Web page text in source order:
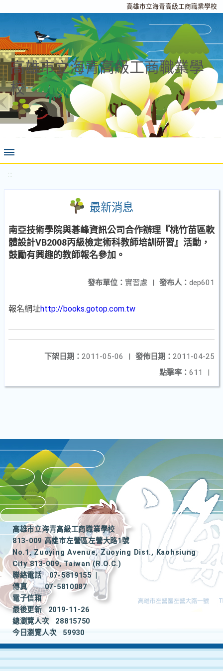
高雄市立海青高級工商職業學校
高雄市立海青高級工商職業學
校
:::
最新消息
南亞技術學院與碁峰資訊公司合作辦理『桃竹苗區軟
體設計VB2008丙級檢定術科教師培訓研習』活動，
鼓勵有興趣的教師報名參加。
發布人： dep601
發布單位： 實習處 |
報名網址http://books.gotop.com.tw
發佈日期： 2011-04-25
下架日期： 2011-05-06
|
點擊率： 611 |
高雄市立海青高級工商職業學校
813-009 高雄市左營區左營大路1號
No.1, Zuoying Avenue, Zuoying Dist., Kaohsiung
City 813-009, Taiwan (R.O.C.)
聯絡電話
07-5819155
|
傳真
07-5810087
電子信箱
最後更新
2019-11-26
總瀏覽人次
28815750
今日瀏覽人次
59930